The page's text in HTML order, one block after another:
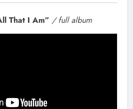
That I Am” / full album